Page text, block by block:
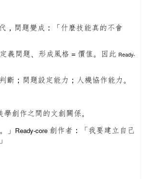
，問題變成：
「什麼技能真的不會
義問題、形成風格 = 價值。因此 Ready-
斷；問題設定能力 ；人機協作能力。
學創作之間的文創關係。
」 Ready-core 創作者：「我要建立自己